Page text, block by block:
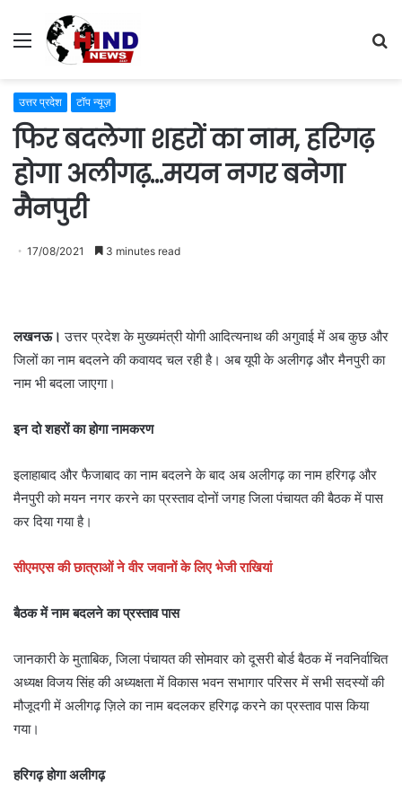
Menu
उत्तर प्रदेश टॉप न्यूज़
फिर बदलेगा शहरों का नाम, हरिगढ़
होगा अलीगढ़…मयन नगर बनेगा
मैनपुरी
17/08/2021 3 minutes read
लखनऊ। उत्तर प्रदेश के मुख्यमंत्री योगी आदित्यनाथ की अगुवाई में अब कुछ और
जिलों का नाम बदलने की कवायद चल रही है। अब यूपी के अलीगढ़ और मैनपुरी का
नाम भी बदला जाएगा।
इन दो शहरों का होगा नामकरण
इलाहाबाद और फैजाबाद का नाम बदलने के बाद अब अलीगढ़ का नाम हरिगढ़ और
मैनपुरी को मयन नगर करने का प्रस्ताव दोनों जगह जिला पंचायत की बैठक में पास
कर दिया गया है।
सीएमएस की छात्राओं ने वीर जवानों के लिए भेजी राखियां
बैठक में नाम बदलने का प्रस्ताव पास
जानकारी के मुताबिक, जिला पंचायत की सोमवार को दूसरी बोर्ड बैठक में नवनिर्वाचित
अध्यक्ष विजय सिंह की अध्यक्षता में विकास भवन सभागार परिसर में सभी सदस्यों की
मौजूदगी में अलीगढ़ ज़िले का नाम बदलकर हरिगढ़ करने का प्रस्ताव पास किया
गया।
हरिगढ़ होगा अलीगढ़